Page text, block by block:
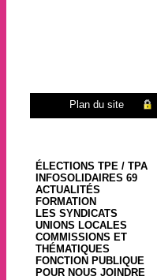
Plan du site
ÉLECTIONS TPE / TPA
INFOSOLIDAIRES 69
ACTUALITÉS
FORMATION
LES SYNDICATS
UNIONS LOCALES
COMMISSIONS ET
THÉMATIQUES
FONCTION PUBLIQUE
POUR NOUS JOINDRE